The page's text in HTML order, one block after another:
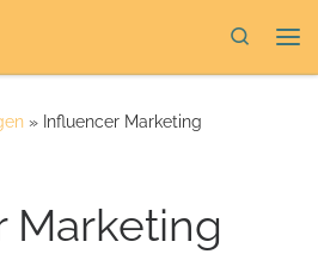
Search
» Influencer Marketing
Marketing